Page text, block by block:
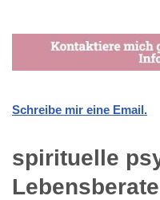
Schreibe mir eine Email.
spirituelle